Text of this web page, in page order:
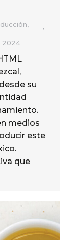
,
2024
su
medios
este
que